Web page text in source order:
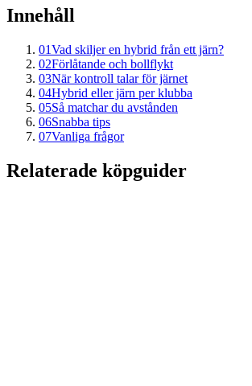
Innehåll
01Vad skiljer en hybrid från ett järn?
02Förlåtande och bollflykt
03När kontroll talar för järnet
04Hybrid eller järn per klubba
05Så matchar du avstånden
06Snabba tips
07Vanliga frågor
Relaterade köpguider